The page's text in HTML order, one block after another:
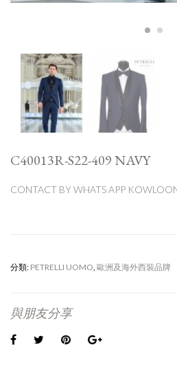
C40013R-S22-409 NAVY
CONTACT BY WHATS APP
分類: PETRELLI UOMO 歐洲及海外西裝品牌
與朋友分享